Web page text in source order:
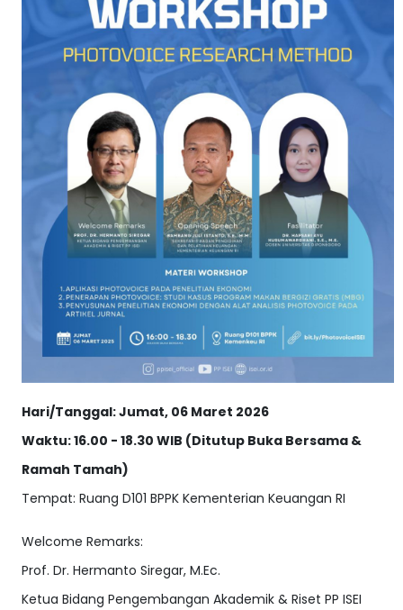
Hari/Tanggal: Jumat, 06 Maret 2026
Waktu: 16.00 - 18.30 WIB (Ditutup Buka Bersama &
Ramah Tamah)
Tempat: Ruang D101 BPPK Kementerian Keuangan RI
Welcome Remarks:
Prof. Dr. Hermanto Siregar, M.Ec.
Ketua Bidang Pengembangan Akademik & Riset PP ISEI